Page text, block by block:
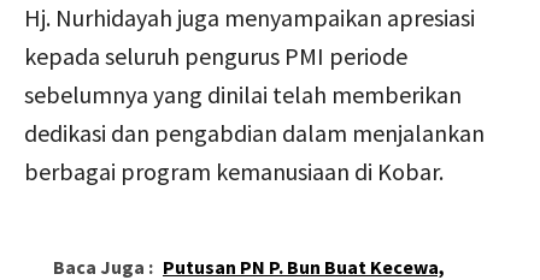
Hj. Nurhidayah juga menyampaikan apresiasi
kepada seluruh pengurus PMI periode
sebelumnya yang dinilai telah memberikan
dedikasi dan pengabdian dalam menjalankan
berbagai program kemanusiaan di Kobar.
Baca Juga : Putusan PN P. Bun Buat Kecewa,